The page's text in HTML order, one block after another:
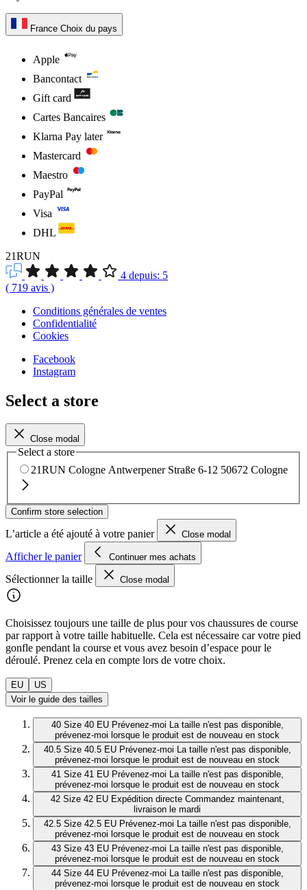
France Choix du pays
Apple
Bancontact
Gift card
Cartes Bancaires
Klarna Pay later
Mastercard
Maestro
PayPal
Visa
DHL
21RUN
4 depuis: 5
( 719 avis )
Conditions générales de ventes
Confidentialité
Cookies
Facebook
Instagram
Select a store
Close modal
Select a store
21RUN Cologne Antwerpener Straße 6-12 50672 Cologne
Confirm store selection
L’article a été ajouté à votre panier Close modal
Afficher le panier Continuer mes achats
Sélectionner la taille Close modal
Choisissez toujours une taille de plus pour vos chaussures de course
par rapport à votre taille habituelle. Cela est nécessaire car votre pied
gonfle pendant la course et vous avez besoin d’espace pour le
déroulé. Prenez cela en compte lors de votre choix.
EU
US
Voir le guide des tailles
40 Size 40 EU Prévenez-moi La taille n'est pas disponible,
prévenez-moi lorsque le produit est de nouveau en stock
40.5 Size 40.5 EU Prévenez-moi La taille n'est pas disponible,
prévenez-moi lorsque le produit est de nouveau en stock
41 Size 41 EU Prévenez-moi La taille n'est pas disponible,
prévenez-moi lorsque le produit est de nouveau en stock
42 Size 42 EU Expédition directe Commandez maintenant,
livraison le mardi
42.5 Size 42.5 EU Prévenez-moi La taille n'est pas disponible,
prévenez-moi lorsque le produit est de nouveau en stock
43 Size 43 EU Prévenez-moi La taille n'est pas disponible,
prévenez-moi lorsque le produit est de nouveau en stock
44 Size 44 EU Prévenez-moi La taille n'est pas disponible,
prévenez-moi lorsque le produit est de nouveau en stock